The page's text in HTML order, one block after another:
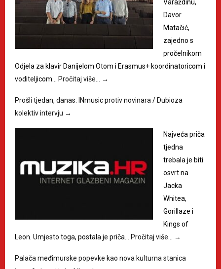
Varaždinu,
Davor
Matačić,
zajedno s
pročelnikom
Odjela za klavir Danijelom Otom i Erasmus+ koordinatoricom i
voditeljicom…
Pročitaj više… →
Prošli tjedan, danas: INmusic protiv novinara / Dubioza
kolektiv intervju →
Najveća priča
tjedna
trebala je biti
osvrt na
Jacka
Whitea,
Gorillaze i
Kings of
Leon. Umjesto toga, postala je priča…
Pročitaj više… →
Palača međimurske popevke kao nova kulturna stanica